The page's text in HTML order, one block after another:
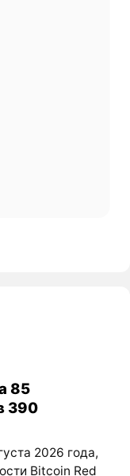
85
390
2026 года,
Bitcoin Red